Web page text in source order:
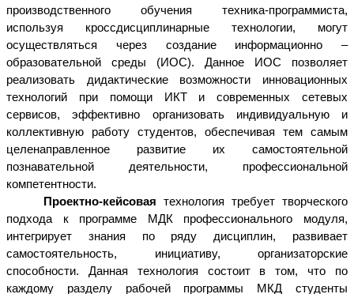
производственного обучения техника-программиста,
используя кроссдисциплинарные технологии, могут
осуществляться через создание информационно –
образовательной среды (ИОС). Данное ИОС позволяет
реализовать дидактические возможности инновационных
технологий при помощи ИКТ и современных сетевых
сервисов, эффективно организовать индивидуальную и
коллективную работу студентов, обеспечивая тем самым
целенаправленное развитие их самостоятельной
познавательной деятельности, профессиональной
компетентности.
Проектно-кейсоваятехнология требует творческого
подхода к программе МДК профессионального модуля,
интегрирует знания по ряду дисциплин, развивает
самостоятельность, инициативу, организаторские
способности. Данная технология состоит в том, что по
каждому разделу рабочей программы МКД студенты